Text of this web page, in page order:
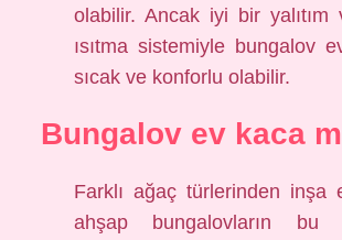
olabilir. Ancak iyi bir
ısıtma sistemiyle bungalov
sıcak ve konforlu olabilir.
Bungalov ev kaca
Farklı ağaç türlerinden inşa
ahşap bungalovların bu